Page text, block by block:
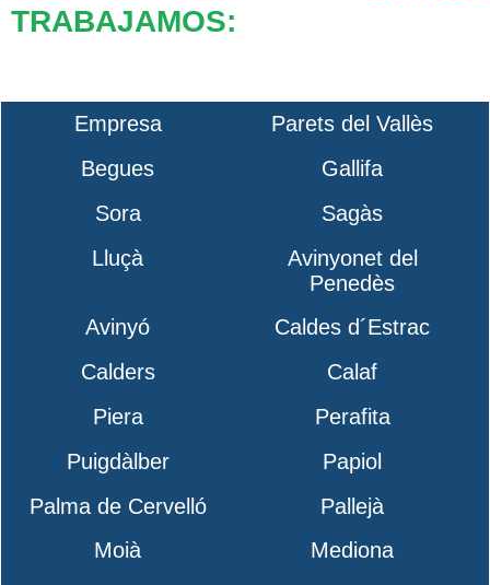
TRABAJAMOS:
Empresa
Parets del Vallès
Begues
Gallifa
Sora
Sagàs
Lluçà
Avinyonet del
Penedès
Avinyó
Caldes d´Estrac
Calders
Calaf
Piera
Perafita
Puigdàlber
Papiol
Palma de Cervelló
Pallejà
Moià
Mediona